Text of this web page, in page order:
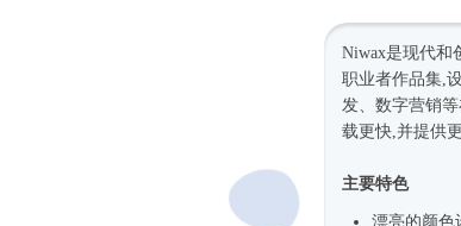
Niwax是现代和
职业者作品集,
发、数字营销
载更快,并提供
主要特色
漂亮的颜色